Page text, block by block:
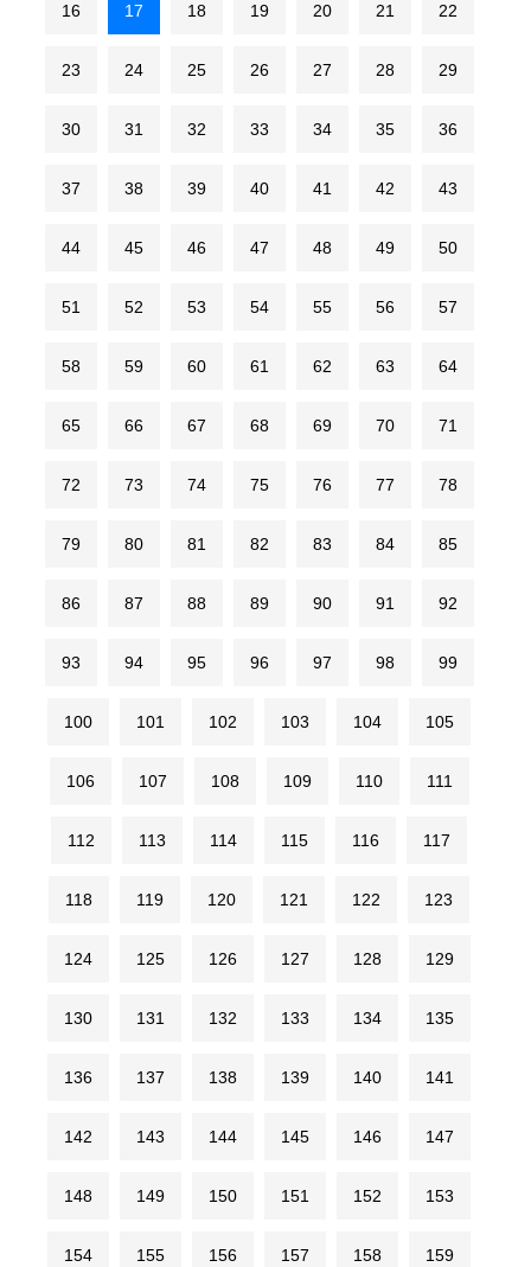
16 17 18 19 20 21 22
23 24 25 26 27 28 29
30 31 32 33 34 35 36
37 38 39 40 41 42 43
44 45 46 47 48 49 50
51 52 53 54 55 56 57
58 59 60 61 62 63 64
65 66 67 68 69 70 71
72 73 74 75 76 77 78
79 80 81 82 83 84 85
86 87 88 89 90 91 92
93 94 95 96 97 98 99
100 101 102 103 104 105
106 107 108 109 110 111
112 113 114 115 116 117
118 119 120 121 122 123
124 125 126 127 128 129
130 131 132 133 134 135
136 137 138 139 140 141
142 143 144 145 146 147
148 149 150 151 152 153
154 155 156 157 158 159